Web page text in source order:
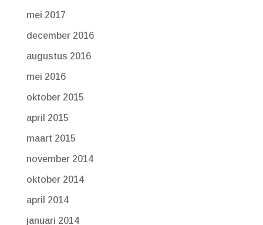
mei 2017
december 2016
augustus 2016
mei 2016
oktober 2015
april 2015
maart 2015
november 2014
oktober 2014
april 2014
januari 2014